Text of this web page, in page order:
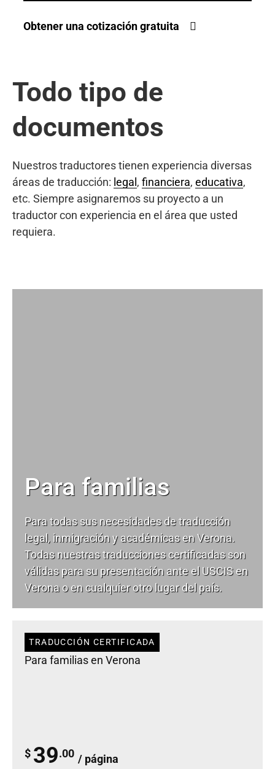
Obtener una cotización gratuita
Todo tipo de
documentos
Nuestros traductores tienen experiencia diversas
áreas de traducción: legal , financiera, educativa,
etc. Siempre asignaremos su proyecto a un
traductor con experiencia en el área que usted
requiera.
Para familias
Para todas sus necesidades detraducción
legal, inmigración y académicas en Verona.
Todas nuestras traducciones certificadas son
válidas para su presentación ante el USCIS en
Verona o en cualquier otro lugar del país.
TRADUCCIÓN CERTIFICADA
Para familias en Verona
$ 39.00 / página